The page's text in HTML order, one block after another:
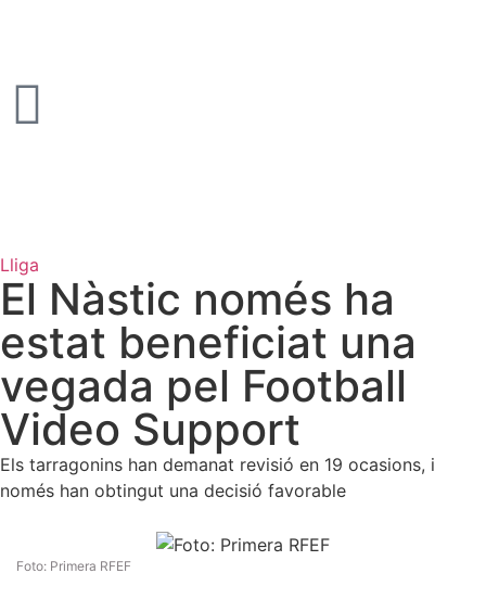
Lliga
El Nàstic només ha
estat beneficiat una
vegada pel Football
Video Support
Els tarragonins han demanat revisió en 19 ocasions, i
només han obtingut una decisió favorable
Foto: Primera RFEF